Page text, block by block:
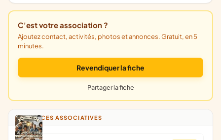
C'est votre association ?
Ajoutez contact, activités, photos et annonces. Gratuit, en 5
minutes.
Revendiquer la fiche
Partager la fiche
ANNONCES ASSOCIATIVES